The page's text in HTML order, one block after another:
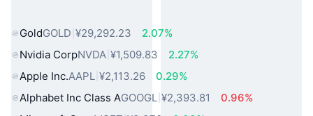
GoldGOLD ¥29,292.23
2.07%
Nvidia CorpNVDA ¥1,509.83
2.27%
Apple Inc.AAPL ¥2,113.26
0.29%
Alphabet Inc Class AGOOGL ¥2,393.81
0.96%